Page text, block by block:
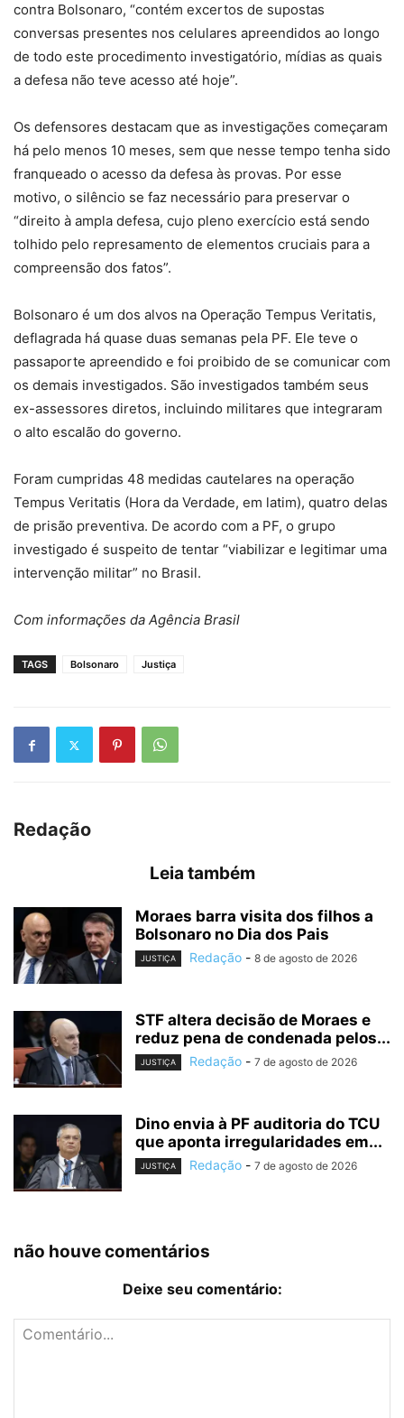
contra Bolsonaro, “contém excertos de supostas
conversas presentes nos celulares apreendidos ao longo
de todo este procedimento investigatório, mídias as quais
a defesa não teve acesso até hoje”.
Os defensores destacam que as investigações começaram
há pelo menos 10 meses, sem que nesse tempo tenha sido
franqueado o acesso da defesa às provas. Por esse
motivo, o silêncio se faz necessário para preservar o
“direito à ampla defesa, cujo pleno exercício está sendo
tolhido pelo represamento de elementos cruciais para a
compreensão dos fatos”.
Bolsonaro é um dos alvos na Operação Tempus Veritatis,
deflagrada há quase duas semanas pela PF. Ele teve o
passaporte apreendido e foi proibido de se comunicar com
os demais investigados. São investigados também seus
ex-assessores diretos, incluindo militares que integraram
o alto escalão do governo.
Foram cumpridas 48 medidas cautelares na operação
Tempus Veritatis (Hora da Verdade, em latim), quatro delas
de prisão preventiva. De acordo com a PF, o grupo
investigado é suspeito de tentar “viabilizar e legitimar uma
intervenção militar” no Brasil.
Com informações da Agência Brasil
TAGS Bolsonaro Justiça
Redação
Leia também
Moraes barra visita dos filhos a
Bolsonaro no Dia dos Pais
JUSTIÇA Redação - 8 de agosto de 2026
STF altera decisão de Moraes e
reduz pena de condenada pelos...
JUSTIÇA Redação - 7 de agosto de 2026
Dino envia à PF auditoria do TCU
que aponta irregularidades em...
JUSTIÇA Redação - 7 de agosto de 2026
não houve comentários
Deixe seu comentário: